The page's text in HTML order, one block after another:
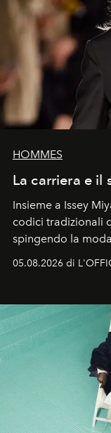
HOMMES
La carriera e il
Insieme a Issey
codici tradizionali
spingendo la
formali e a
un’impronta
05.08.2026 di